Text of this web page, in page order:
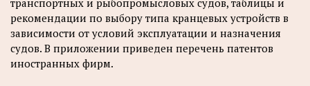
транспортных и рыбопромысловых судов, таблицы и
рекомендации по выбору типа кранцевых устройств в
зависимости от условий эксплуатации и назначения
судов. В приложении приведен перечень патентов
иностранных фирм.